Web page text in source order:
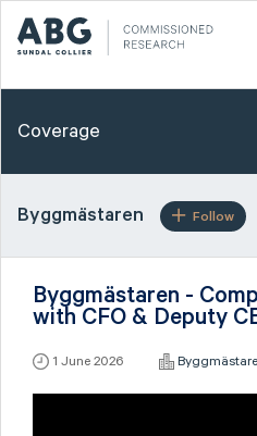
Coverage
Byggmästaren Follow
Byggmästaren -
with CFO & Deputy
1 June 2026